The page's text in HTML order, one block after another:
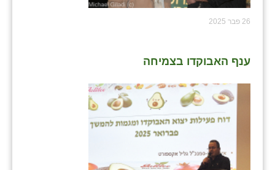
26 פבר 2025
ענף האבוקדו בצמיחה